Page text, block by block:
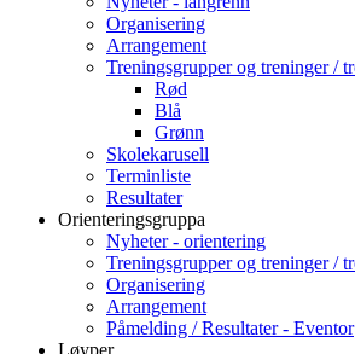
Organisering
Arrangement
Treningsgrupper og treninger /
Rød
Blå
Grønn
Skolekarusell
Terminliste
Resultater
Orienteringsgruppa
Nyheter - orientering
Treningsgrupper og treninger /
Organisering
Arrangement
Påmelding / Resultater - Eventor
Løyper